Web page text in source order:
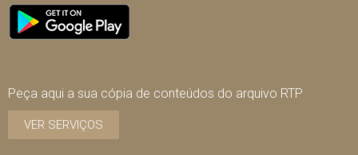
Peça aqui a sua cópia de conteúdos do arquivo RTP
VER SERVIÇOS